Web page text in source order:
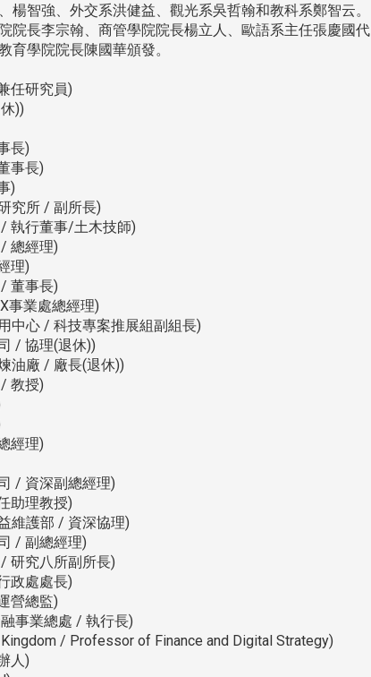
智強、外交系洪健益、觀光系吳哲翰和教科系鄭智云。
院長李宗翰、商管學院院長楊立人、歐語系主任張慶國代
育學院院長陳國華頒發。
任研究員)
))
長)
事長)
)
究所 / 副所長)
執行董事/土木技師)
總經理)
理)
董事長)
事業處總經理)
中心 / 科技專案推展組副組長)
/ 協理(退休))
油廠 / 廠長(退休))
教授)
經理)
/ 資深副總經理)
助理教授)
維護部 / 資深協理)
/ 副總經理)
研究八所副所長)
政處處長)
營總監)
事業總處 / 執行長)
/ Professor of Finance and Digital Strategy)
人)